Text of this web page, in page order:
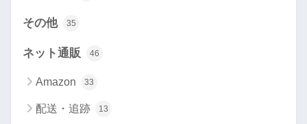
その他 35
ネット通販 46
Amazon 33
配送・追跡 13